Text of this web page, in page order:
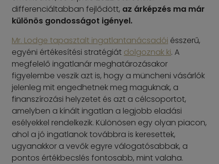
differenciáltabban fejlődött, az árképzés ma már
különös gondosságot igényel.
Mr. Lodge tapasztalt ingatlantanácsadói ésszerű,
egyéni értékesítési stratégiát dolgoznak ki. A
megfelelő ingatlanár meghatározásakor
figyelembe veszik azt is, hogy a müncheni vásárlók
jelenleg mit engedhetnek meg maguknak, a
finanszírozási helyzetet és azt a célcsoportot,
amelyben a kínált ingatlan a legjobb eladási
esélyekkel rendelkezik. Különösen egy olyan piacon,
ahol a jó ingatlanok továbbra is keresettek,
ugyanakkor a vevők egyre válogatósabbak, a
pontos értékbecslés fontosabb, mint valaha.